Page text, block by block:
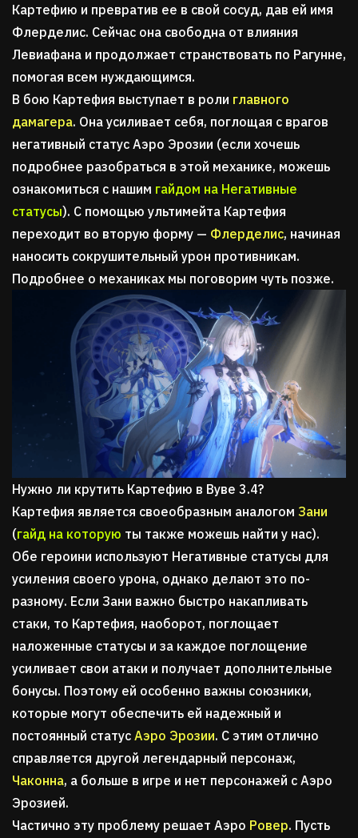
Картефию и превратив ее в свой сосуд, дав ей имя
Флерделис. Сейчас она свободна от влияния
Левиафана и продолжает странствовать по Рагунне,
помогая всем нуждающимся.
В бою Картефия выступает в роли главного
дамагера. Она усиливает себя, поглощая с врагов
негативный статус Аэро Эрозии (если хочешь
подробнее разобраться в этой механике, можешь
ознакомиться с нашим гайдом на Негативные
статусы). С помощью ультимейта Картефия
переходит во вторую форму — Флерделис, начиная
наносить сокрушительный урон противникам.
Подробнее о механиках мы поговорим чуть позже.
Нужно ли крутить Картефию в Вуве 3.4?
Картефия является своеобразным аналогом Зани
(гайд на которую ты также можешь найти у нас).
Обе героини используют Негативные статусы для
усиления своего урона, однако делают это по-
разному. Если Зани важно быстро накапливать
стаки, то Картефия, наоборот, поглощает
наложенные статусы и за каждое поглощение
усиливает свои атаки и получает дополнительные
бонусы. Поэтому ей особенно важны союзники,
которые могут обеспечить ей надежный и
постоянный статус Аэро Эрозии. С этим отлично
справляется другой легендарный персонаж,
Чаконна, а больше в игре и нет персонажей с Аэро
Эрозией.
Частично эту проблему решает Аэро Ровер. Пусть